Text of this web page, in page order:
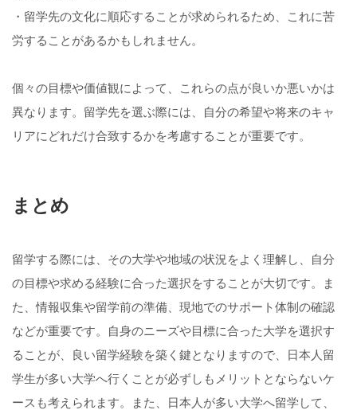
・留学先の文化に順応することが求められるため、これに苦
労することがあるかもしれません。
個々の目標や価値観によって、これらの点が良いか悪いかは
異なります。留学先を選ぶ際には、自分の希望や将来のキャ
リアにどれだけ合致するかを考慮することが重要です。
まとめ
留学する際には、その大学や地域の状況をよく理解し、自分
の目標や求める経験に合った選択をすることが大切です。ま
た、情報収集や留学前の準備、現地でのサポート体制の確認
などが重要です。自身のニーズや目標に合った大学を選択す
ることが、良い留学経験を築く鍵となりますので、日本人留
学生が多い大学へ行くことが必ずしもメリットとならないケ
ースも考えられます。また、日本人が多い大学へ留学して、